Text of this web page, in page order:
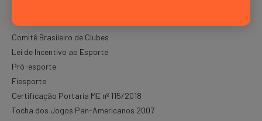
Comitê Brasileiro de Clubes
Lei de Incentivo ao Esporte
Pró-esporte
Fiesporte
Certificação Portaria ME nº 115/2018
Tocha dos Jogos Pan-Americanos 2007